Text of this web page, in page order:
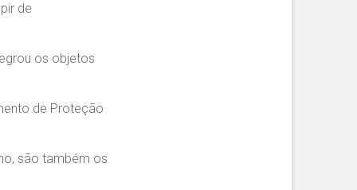
de
os objetos
de Proteção
são também os